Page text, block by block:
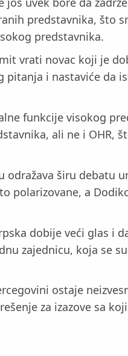
predstavnika, što
predstavnika.
vrati novac koji je
i nastaviće da
funkcije visokog
ali ne i OHR,
širu debatu
a
dobije veći glas i
zajednicu, koja se
ostaje
za izazove sa